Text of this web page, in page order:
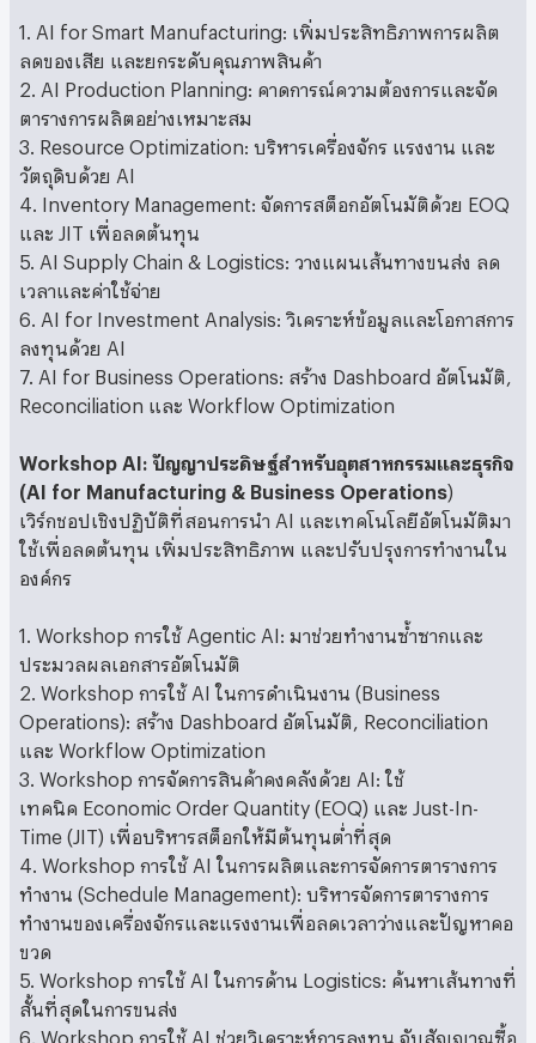
1. AI for Smart Manufacturing: เพิ่มประสิทธิภาพการผลิต
ลดของเสีย และยกระดับคุณภาพสินค้า
2. AI Production Planning: คาดการณ์ความต้องการและจัด
ตารางการผลิตอย่างเหมาะสม
3. Resource Optimization: บริหารเครื่องจักร แรงงาน และ
วัตถุดิบด้วย AI
4. Inventory Management: จัดการสต็อกอัตโนมัติด้วย EOQ
และ JIT เพื่อลดต้นทุน
5. AI Supply Chain & Logistics: วางแผนเส้นทางขนส่ง ลด
เวลาและค่าใช้จ่าย
6. AI for Investment Analysis: วิเคราะห์ข้อมูลและโอกาสการ
ลงทุนด้วย AI
7. AI for Business Operations: สร้าง Dashboard อัตโนมัติ,
Reconciliation และ Workflow Optimization
Workshop AI: ปัญญาประดิษฐ์สำหรับอุตสาหกรรมและธุรกิจ
(AI for Manufacturing & Business Operations)
เวิร์กชอปเชิงปฏิบัติที่สอนการนำ AI และเทคโนโลยีอัตโนมัติมา
ใช้เพื่อลดต้นทุน เพิ่มประสิทธิภาพ และปรับปรุงการทำงานใน
องค์กร
1. Workshop การใช้ Agentic AI: มาช่วยทำงานซ้ำซากและ
ประมวลผลเอกสารอัตโนมัติ
2. Workshop การใช้ AI ในการดำเนินงาน (Business
Operations): สร้าง Dashboard อัตโนมัติ, Reconciliation
และ Workflow Optimization
3. Workshop การจัดการสินค้าคงคลังด้วย AI: ใช้
เทคนิค Economic Order Quantity (EOQ) และ Just-In-
Time (JIT) เพื่อบริหารสต็อกให้มีต้นทุนต่ำที่สุด
4. Workshop การใช้ AI ในการผลิตและการจัดการตารางการ
ทำงาน (Schedule Management): บริหารจัดการตารางการ
ทำงานของเครื่องจักรและแรงงานเพื่อลดเวลาว่างและปัญหาคอ
ขวด
5. Workshop การใช้ AI ในการด้าน Logistics: ค้นหาเส้นทางที่
สั้นที่สุดในการขนส่ง
6. Workshop การใช้ AI ช่วยวิเคราะห์การลงทุน จับสัญญาณซื้อ